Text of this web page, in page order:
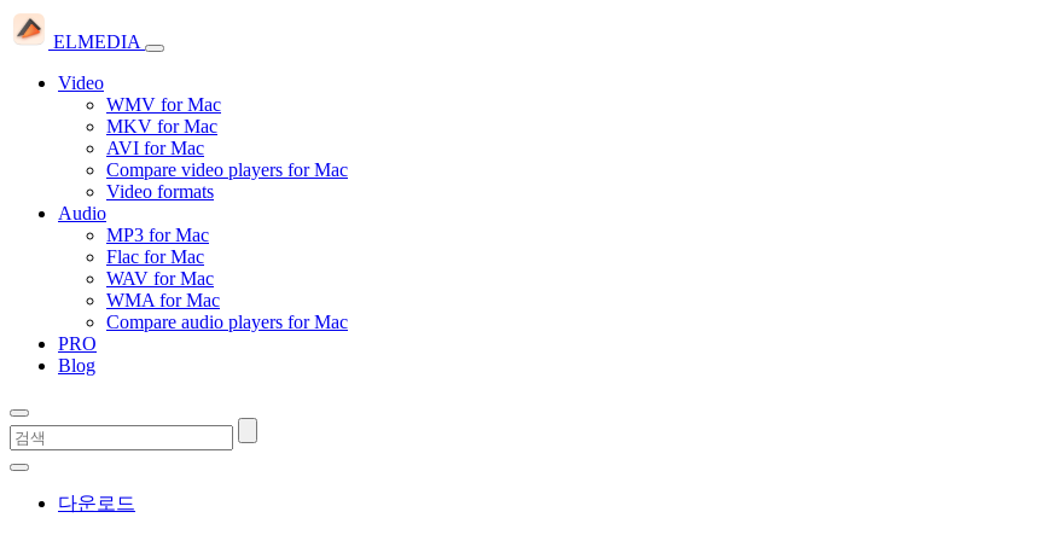
ELMEDIA
Video
WMV for Mac
MKV for Mac
AVI for Mac
Compare video players for Mac
Video formats
Audio
MP3 for Mac
Flac for Mac
WAV for Mac
WMA for Mac
Compare audio players for Mac
PRO
Blog
다운로드